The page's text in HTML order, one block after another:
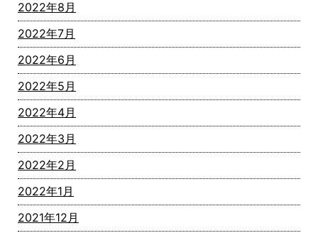
2022年8月
2022年7月
2022年6月
2022年5月
2022年4月
2022年3月
2022年2月
2022年1月
2021年12月